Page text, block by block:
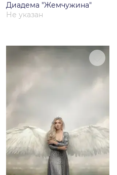
Диадема "Жемчужина"
Не указан